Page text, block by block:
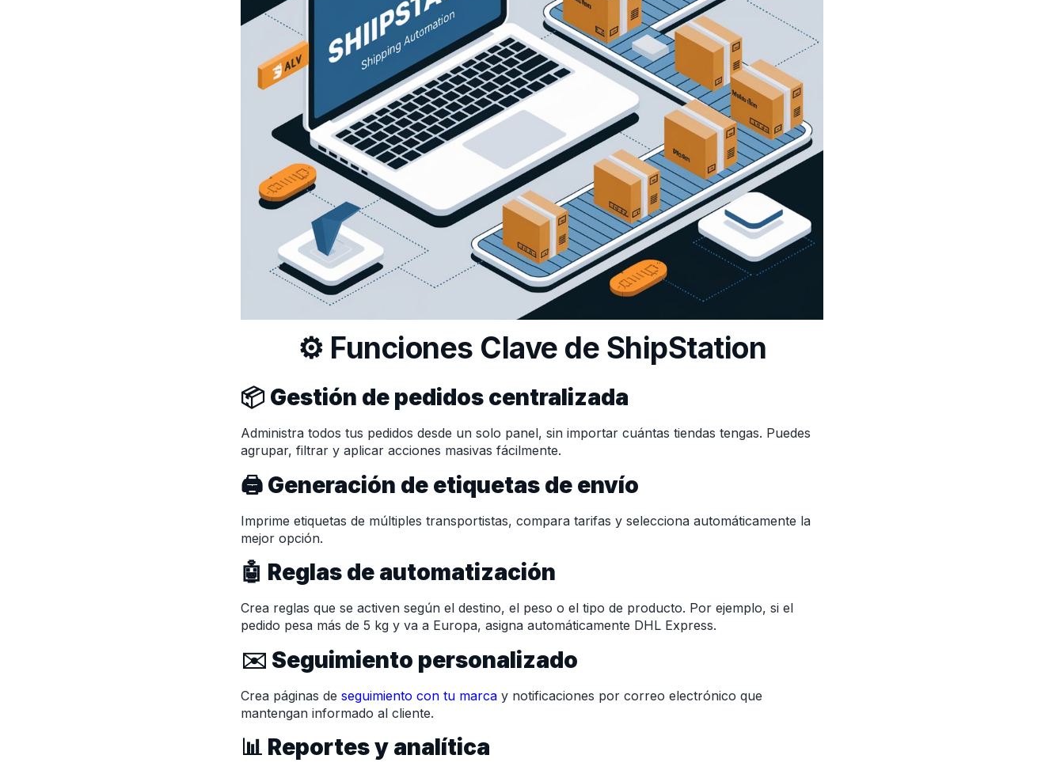
⚙️ Funciones Clave de ShipStation
📦 Gestión de pedidos centralizada
Administra todos tus pedidos desde un solo panel, sin importar cuántas tiendas tengas. Puedes
agrupar, filtrar y aplicar acciones masivas fácilmente.
🖨️ Generación de etiquetas de envío
Imprime etiquetas de múltiples transportistas, compara tarifas y selecciona automáticamente la
mejor opción.
🤖 Reglas de automatización
Crea reglas que se activen según el destino, el peso o el tipo de producto. Por ejemplo, si el
pedido pesa más de 5 kg y va a Europa, asigna automáticamente DHL Express.
✉️ Seguimiento personalizado
Crea páginas de seguimiento con tu marca y notificaciones por correo electrónico que
mantengan informado al cliente.
📊 Reportes y analítica